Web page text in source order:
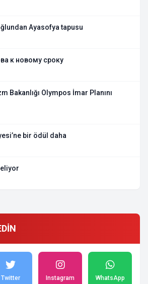
Ayasofya tapusu
к новому сроку
Bakanlığı Olympos İmar Planını
bir ödül daha
Twitter Instagram WhatsApp